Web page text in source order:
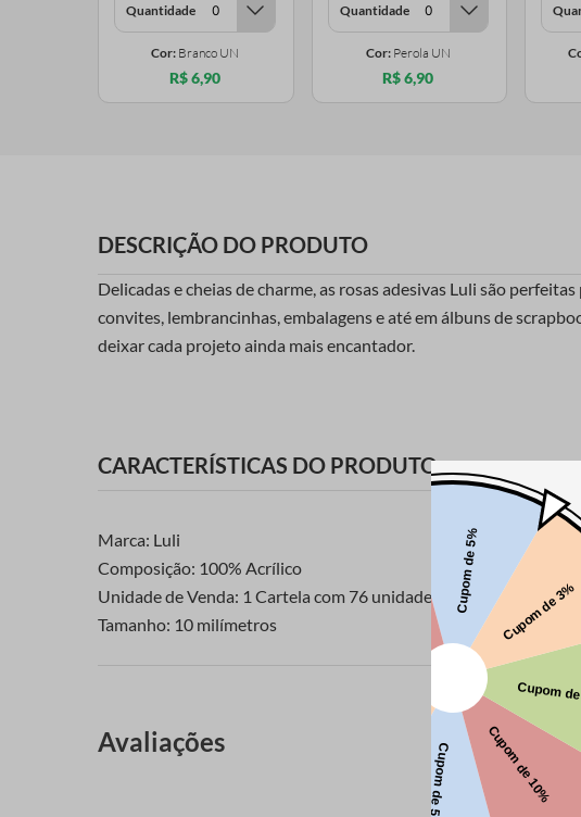
Quantidade
Cor: Branco UN
R$ 6,90
Quantidade
Cor: Perola UN
R$ 6,90
DESCRIÇÃO DO PRODUTO
Delicadas e cheias de charme, as rosas adesivas Luli são
convites, lembrancinhas, embalagens e até em álbuns de
deixar cada projeto ainda mais encantador.
CARACTERÍSTICAS DO PRODUTO
Marca: Luli
Composição: 100% Acrílico
Unidade de Venda: 1 Cartela com 76 unidades
Tamanho: 10 milímetros
Avaliações